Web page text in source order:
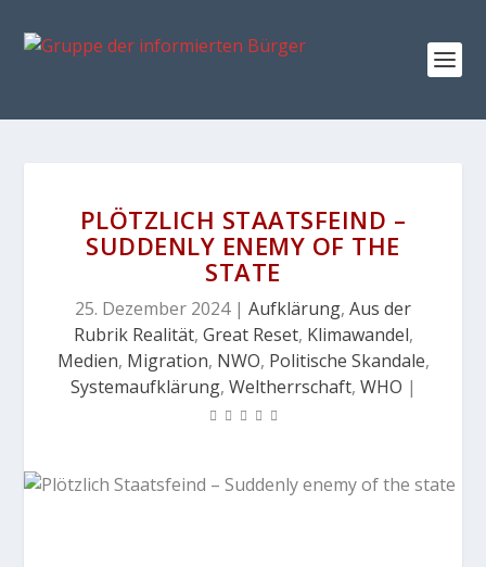
PLÖTZLICH STAATSFEIND –
SUDDENLY ENEMY OF THE
STATE
25. Dezember 2024| Aufklärung, Aus der
Rubrik Realität, Great Reset, Klimawandel,
Medien, Migration, NWO, Politische Skandale,
Systemaufklärung, Weltherrschaft, WHO |